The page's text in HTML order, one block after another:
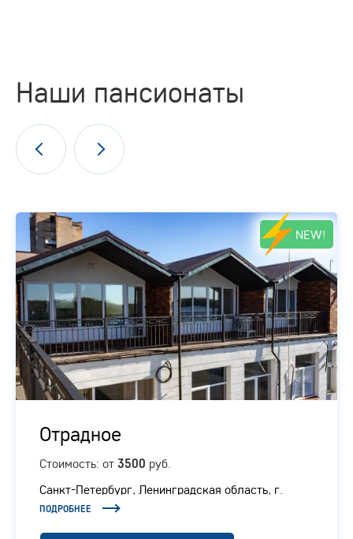
Наши пансионаты
NEW!
Отрадное
Стоимость: от 3500 руб.
Санкт-Петербург, Ленинградская область, г.
Отрадное, Ленинградское шоссе, 1/1
ПОДРОБНЕЕ